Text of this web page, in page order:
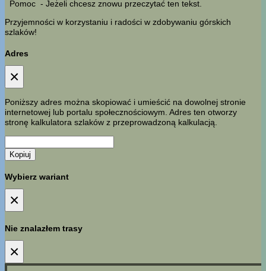
Pomoc - Jeżeli chcesz znowu przeczytać ten tekst.
Przyjemności w korzystaniu i radości w zdobywaniu górskich
szlaków!
Adres
×
Poniższy adres można skopiować i umieścić na dowolnej stronie
internetowej lub portalu społecznościowym. Adres ten otworzy
stronę kalkulatora szlaków z przeprowadzoną kalkulacją.
Kopiuj
Wybierz wariant
×
Nie znalazłem trasy
×